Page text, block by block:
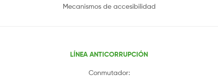
Mecanismos de accesibilidad
LÍNEA ANTICORRUPCIÓN
Conmutador: